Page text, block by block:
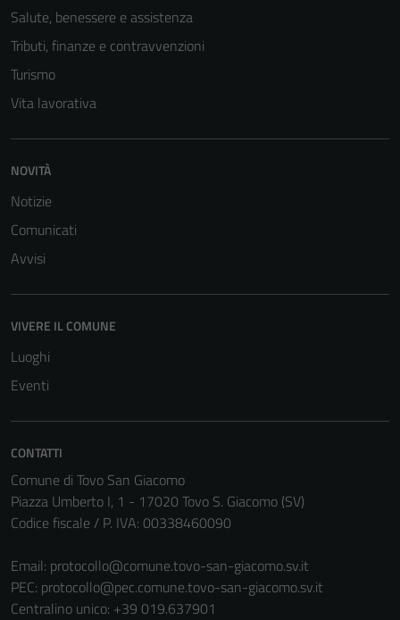
Salute, benessere e assistenza
Tributi, finanze e contravvenzioni
Turismo
Vita lavorativa
NOVITÀ
Notizie
Comunicati
Avvisi
VIVERE IL COMUNE
Luoghi
Eventi
CONTATTI
Comune di Tovo San Giacomo
Piazza Umberto I, 1 - 17020 Tovo S. Giacomo (SV)
Codice fiscale / P. IVA: 00338460090
Email: protocollo@comune.tovo-san-giacomo.sv.it
PEC: protocollo@pec.comune.tovo-san-giacomo.sv.it
Centralino unico: +39 019.637901